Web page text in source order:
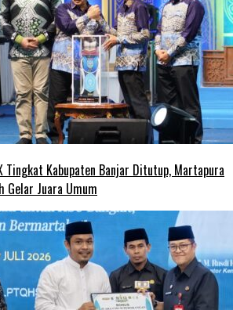
Tingkat Kabupaten Banjar Ditutup, Martapura
Gelar Juara Umum